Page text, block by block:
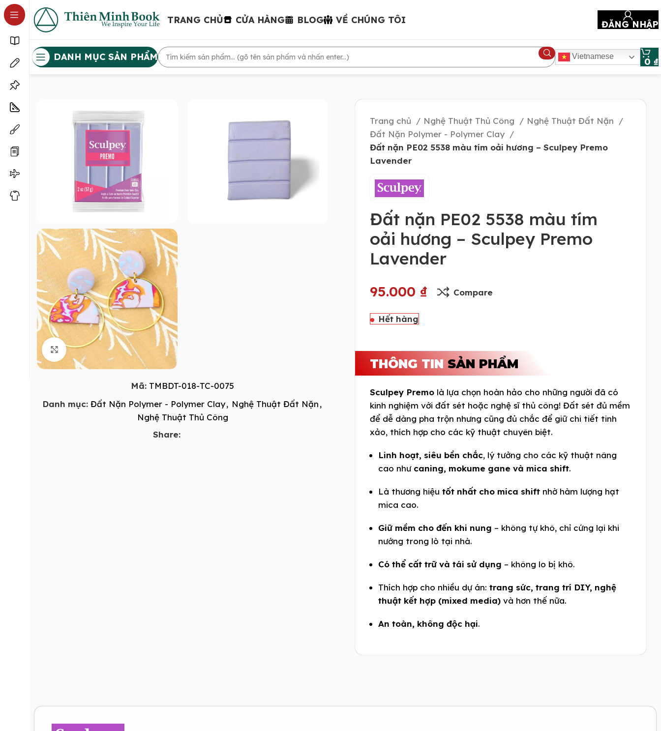
TRANG CHỦ CỬA HÀNG BLOG VỀ CHÚNG TÔI ĐĂNG NHẬP
DANH MỤC SẢN PHẨM Vietnamese 0 ₫
Click to enlarge
Mã: TMBDT-018-TC-0075
Danh mục: Đất Nặn Polymer - Polymer Clay, Nghệ Thuật Đất Nặn,
Nghệ Thuật Thủ Công
Share:
Trang chủ Nghệ Thuật Thủ Công
Nghệ Thuật Đất Nặn
Đất Nặn Polymer - Polymer Clay
Đất nặn PE02 5538 màu tím oải hương – Sculpey Premo
Lavender
Đất nặn PE02 5538 màu tím
oải hương – Sculpey Premo
Lavender
95.000 ₫ Compare
Hết hàng
THÔNG TIN SẢN PHẨM
Sculpey Premo là lựa chọn hoàn hảo cho những người đã có
kinh nghiệm với đất sét hoặc nghệ sĩ thủ công! Đất sét đủ mềm
để dễ dàng pha trộn nhưng cũng đủ chắc để giữ chi tiết tinh
xảo, thích hợp cho các kỹ thuật chuyên biệt.
Linh hoạt, siêu bền chắc, lý tưởng cho các kỹ thuật nâng
cao như caning, mokume gane và mica shift.
Là thương hiệu tốt nhất cho mica shift nhờ hàm lượng hạt
mica cao.
Giữ mềm cho đến khi nung – không tự khô, chỉ cứng lại khi
nướng trong lò tại nhà.
Có thể cất trữ và tái sử dụng – không lo bị khô.
Thích hợp cho nhiều dự án: trang sức, trang trí DIY, nghệ
thuật kết hợp (mixed media) và hơn thế nữa.
An toàn, không độc hại.